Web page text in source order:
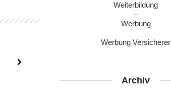
Weiterbildung
Werbung
Werbung Versicherer
Archiv